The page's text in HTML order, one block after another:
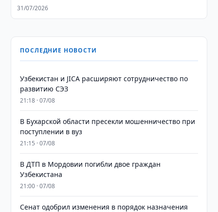
31/07/2026
ПОСЛЕДНИЕ НОВОСТИ
Узбекистан и JICA расширяют сотрудничество по
развитию СЭЗ
21:18 · 07/08
В Бухарской области пресекли мошенничество при
поступлении в вуз
21:15 · 07/08
В ДТП в Мордовии погибли двое граждан
Узбекистана
21:00 · 07/08
Сенат одобрил изменения в порядок назначения